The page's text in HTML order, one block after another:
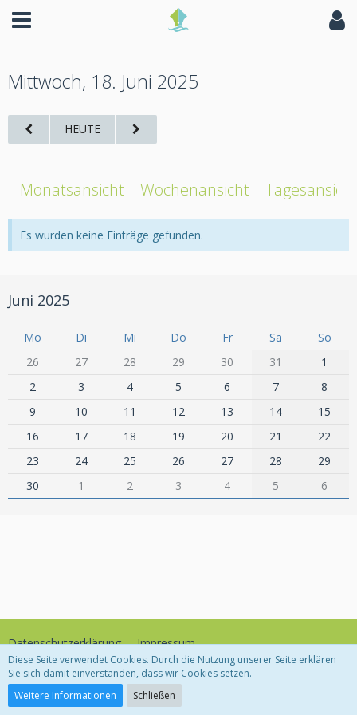
Mittwoch, 18. Juni 2025
HEUTE
Monatsansicht Wochenansicht Tagesansicht
Es wurden keine Einträge gefunden.
Juni 2025
Mo Di Mi Do Fr Sa
So
26
27 28 29 30 31
1
2
3 4 5 6 7
8
9
10 11 12 13 14
15
16
17 18 19 20 21
22
23
24 25 26 27 28
29
30
1 2 3 4 5 6
Datenschutzerklärung Impressum
Community-Software:
Diese Seite verwendet Cookies. Durch die Nutzung unserer Seite erklären
Sie sich damit einverstanden, dass wir Cookies setzen.
Weitere Informationen
Schließen